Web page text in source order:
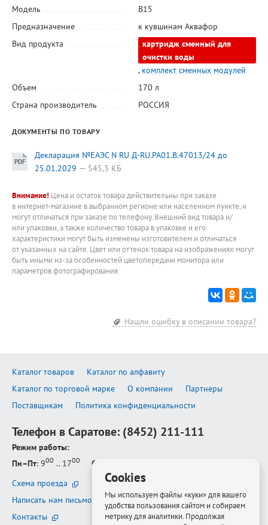
Модель
В15
Предназначение
к кувшинам Аквафор
Вид продукта
картридж сменный для
очистки воды
, комплект сменных модулей
Объем
170 л
Страна производитель
РОССИЯ
ДОКУМЕНТЫ ПО ТОВАРУ
Декларация №ЕАЭС N RU Д-RU.РА01.В.47013/24 до
25.01.2029
545,3 КБ
Внимание! Цена и остаток товара действительны при заказе
в интернет-магазине в выбранном регионе или населенном пункте, и
могут отличаться при заказе по телефону. Внешний вид товара и/
или упаковки, а также количество товара в упаковке и его
характеристики могут быть изменены изготовителем и отличаться
от указанных на сайте. Цвет или оттенок товара на изображениях могут
быть иными из-за особенностей цветопередачи монитора или
параметров фотографирования.
Нашли ошибку в описании товара?
Каталог товаров
Каталог по алфавиту
Каталог по торговой марке
О компании
Партнеры
Поставщикам
Политика конфиденциальности
Телефон в Саратове: (8452) 211-111
Режим работы:
Пн–Пт: 900 .. 1700 Сб–Вс
Схема проезда
Написать нам письмо
Контакты
Cookies
Мы используем файлы «куки» для вашего
удобства пользования сайтом и собираем
метрику для аналитики. Продолжая